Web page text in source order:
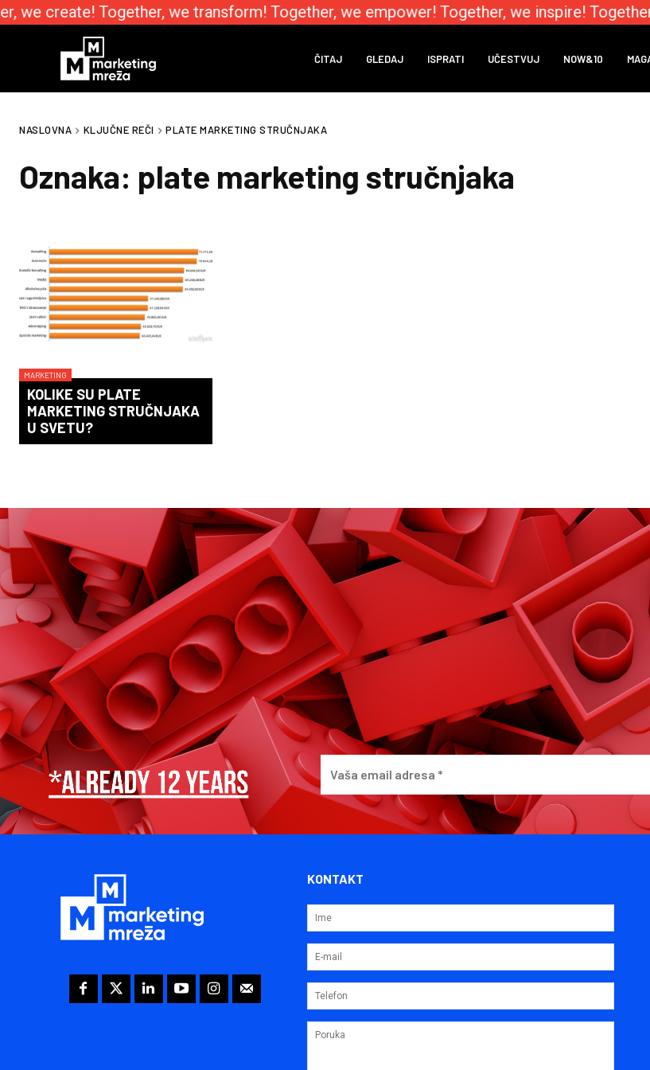
we create! Together, we transform! Together, we empower! Together, we inspire!
ČITAJ GLEDAJ ISPRATI UČESTVUJ NOW&10
NASLOVNA KLJUČNE REČI PLATE MARKETING STRUČNJAKA
Oznaka: plate marketing stručnjaka
MARKETING
KOLIKE SU PLATE
MARKETING STRUČNJAKA
U SVETU?
KONTAKT